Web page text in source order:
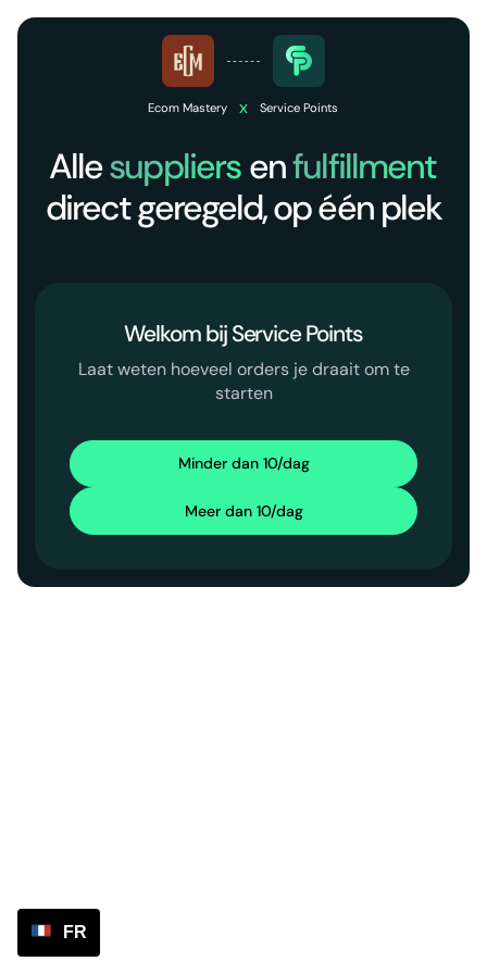
Ecom Mastery x Service Points
Allesuppliers enfulfillment
direct geregeld, op één plek
Welkom bij Service Points
Laat weten hoeveel orders je draait om te
starten
Minder dan 10/dag
Meer dan 10/dag
FR